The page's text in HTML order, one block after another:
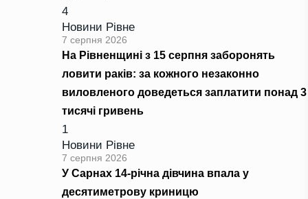
4
Новини Рівне
7 серпня 2026
На Рівненщині з 15 серпня заборонять
ловити раків: за кожного незаконно
виловленого доведеться заплатити понад 3
тисячі гривень
1
Новини Рівне
7 серпня 2026
У Сарнах 14-річна дівчина впала у
десятиметрову криницю